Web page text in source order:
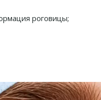
роговицы;